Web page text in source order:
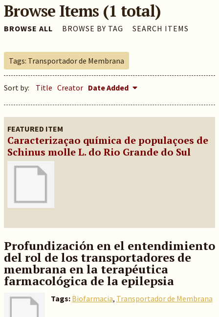
Browse Items (1 total)
BROWSE ALL BROWSE BY TAG SEARCH ITEMS
Tags: Transportador de Membrana
Sort by: Title Creator Date Added
FEATURED ITEM
Caracterizaçao química de populaçoes de
Schinus molle L. do Rio Grande do Sul
Profundización en el entendimiento
del rol de los transportadores de
membrana en la terapéutica
farmacológica de la epilepsia
Tags: Biofarmacia, Transportador de Membrana